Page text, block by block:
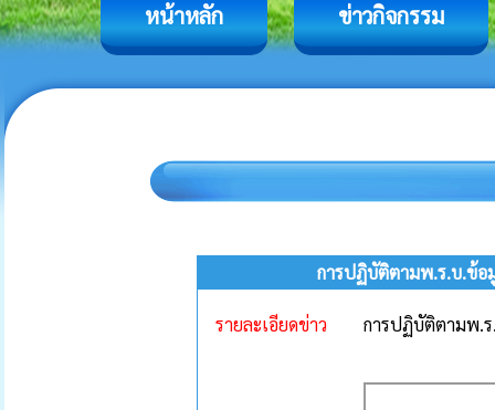
หน้าหลัก ข่าวกิจกรรม
การปฏิบัติตามพ.ร.บ.ข้อ
รายละเอียดข่าว การปฏิบัติตามพ.